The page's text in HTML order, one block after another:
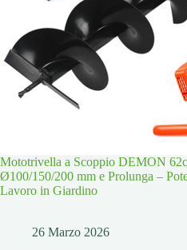
Mototrivella a Scoppio DEMON
Ø100/150/200 mm e Prolunga –
Lavoro in Giardino
26 Marzo 2026